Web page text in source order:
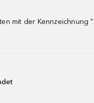
mit der